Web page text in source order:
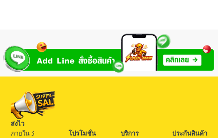
ส่งไว
ภายใน 3
โปรโมชั่น
บริการ
ประกันสินค้า